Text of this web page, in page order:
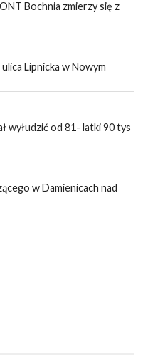
Bochnia zmierzy się z
Lipnicka w Nowym
wyłudzić od 81- latki 90 tys
w Damienicach nad